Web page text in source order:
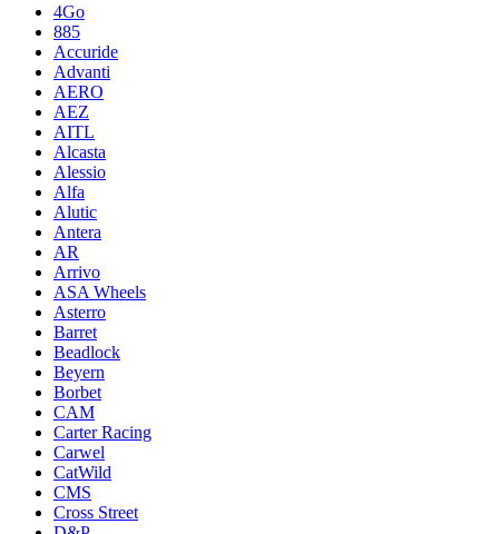
4Go
885
Accuride
Advanti
AERO
AEZ
AITL
Alcasta
Alessio
Alfa
Alutic
Antera
AR
Arrivo
ASA Wheels
Asterro
Barret
Beadlock
Beyern
Borbet
CAM
Carter Racing
Carwel
CatWild
CMS
Cross Street